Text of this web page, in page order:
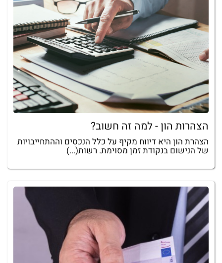
הצהרות הון - למה זה חשוב?
הצהרת הון היא דיווח מקיף על כלל הנכסים וההתחייבויות
של הנישום בנקודת זמן מסוימת. רשות(...)